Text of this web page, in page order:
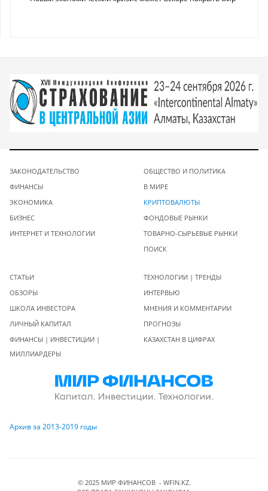
ЗАКОНОДАТЕЛЬСТВО
ФИНАНСЫ
ЭКОНОМИКА
БИЗНЕС
ИНТЕРНЕТ И ТЕХНОЛОГИИ
ОБЩЕСТВО И ПОЛИТИКА
В МИРЕ
КРИПТОВАЛЮТЫ
ФОНДОВЫЕ РЫНКИ
ТОВАРНО-СЫРЬЕВЫЕ РЫНКИ
ПОИСК
СТАТЬИ
ОБЗОРЫ
ШКОЛА ИНВЕСТОРА
ЛИЧНЫЙ КАПИТАЛ
ФИНАНСЫ | ИНВЕСТИЦИИ |
МИЛЛИАРДЕРЫ
ТЕХНОЛОГИИ | ТРЕНДЫ
ИНТЕРВЬЮ
МНЕНИЯ И КОММЕНТАРИИ
ПРОГНОЗЫ
КАЗАХСТАН В ЦИФРАХ
Архив за 2013-2019 годы
© 2025 МИР ФИНАНСОВ - WFIN.KZ.